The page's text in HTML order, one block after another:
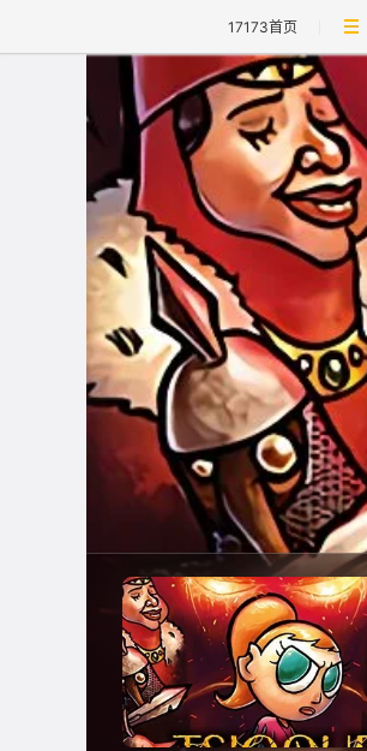
17173首页